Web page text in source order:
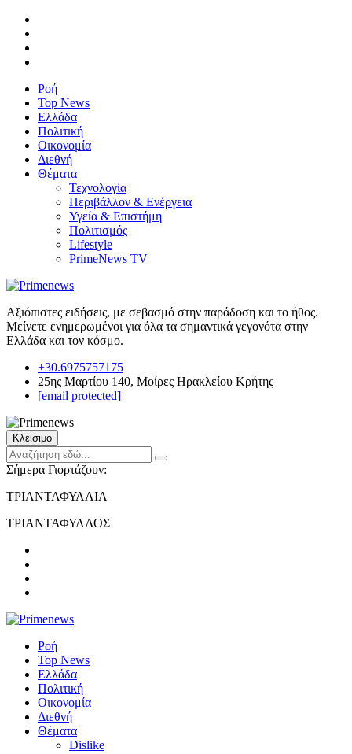
Ροή
Top News
Ελλάδα
Πολιτική
Οικονομία
Διεθνή
Θέματα
Τεχνολογία
Περιβάλλον & Ενέργεια
Υγεία & Επιστήμη
Πολιτισμός
Lifestyle
PrimeNews TV
Αξιόπιστες ειδήσεις, με σεβασμό στην παράδοση και το ήθος.
Μείνετε ενημερωμένοι για όλα τα σημαντικά γεγονότα στην
Ελλάδα και τον κόσμο.
+30.6975757175
25ης Μαρτίου 140, Μοίρες Ηρακλείου Κρήτης
[email protected]
Κλείσιμο
Σήμερα Γιορτάζουν:
ΤΡΙΑΝΤΑΦΥΛΛΙΑ
ΤΡΙΑΝΤΑΦΥΛΛΟΣ
Ροή
Top News
Ελλάδα
Πολιτική
Οικονομία
Διεθνή
Θέματα
Dislike